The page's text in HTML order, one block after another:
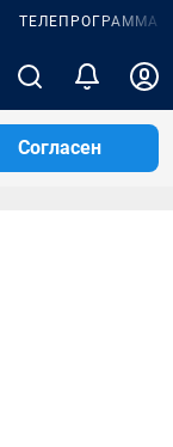
ТЕЛЕПРОГРАММА
Согласен